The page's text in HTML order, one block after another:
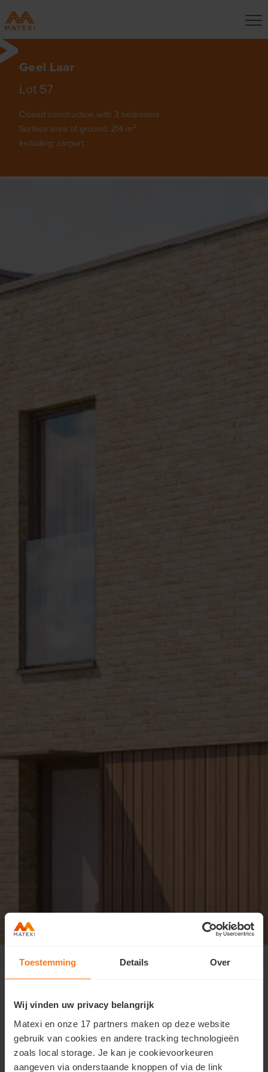
Toestemming Details Over
Wij vinden uw privacy belangrijk
Matexi en onze 17 partners maken op deze website
gebruik van cookies en andere tracking technologieën
zoals local storage. Je kan je cookievoorkeuren
aangeven via onderstaande knoppen of via de link
Geel Laar
Lot 57
Closed construction with 3 bedrooms
Surface area of ground: 214 m²
Including: carport
Contacteer ons
Wil je meer informatie over deze woonst of wens je een
afspraak?